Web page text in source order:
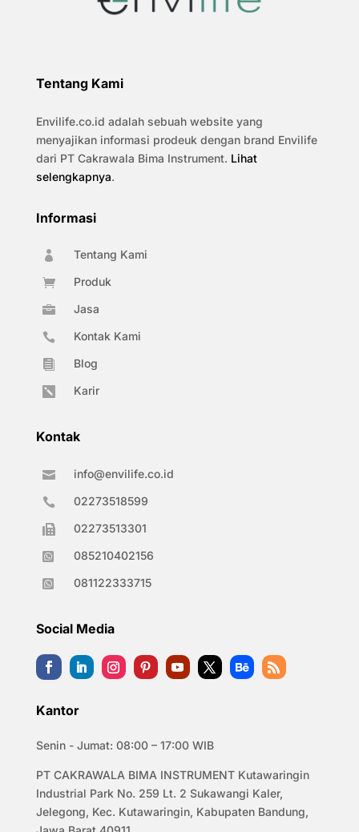
Tentang Kami
Envilife.co.id adalah sebuah website yang
menyajikan informasi prodeuk dengan brand Envilife
dari PT Cakrawala Bima Instrument. Lihat
selengkapnya.
Informasi
 Tentang Kami
 Produk
 Jasa
 Kontak Kami
 Blog
 Karir
Kontak
 info@envilife.co.id
 02273518599
 02273513301
 085210402156
 081122333715
Social Media
Kantor
Senin - Jumat: 08:00 – 17:00 WIB
PT CAKRAWALA BIMA INSTRUMENT Kutawaringin
Industrial Park No. 259 Lt. 2 Sukawangi Kaler,
Jelegong, Kec. Kutawaringin, Kabupaten Bandung,